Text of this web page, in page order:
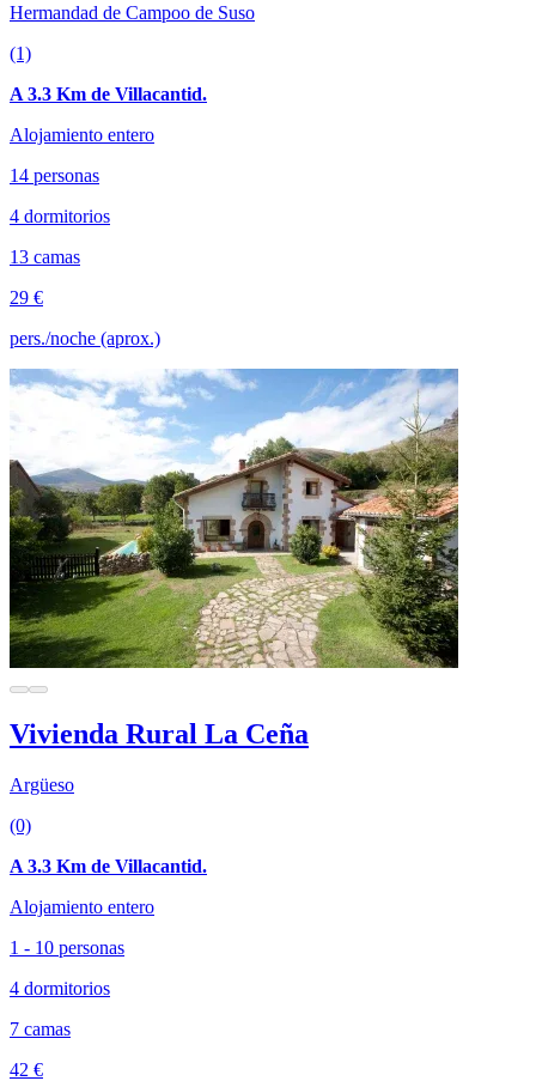
Hermandad de Campoo de Suso
(1)
A 3.3 Km de Villacantid.
Alojamiento entero
14 personas
4 dormitorios
13 camas
29 €
pers./noche (aprox.)
Vivienda Rural La Ceña
Argüeso
(0)
A 3.3 Km de Villacantid.
Alojamiento entero
1 - 10 personas
4 dormitorios
7 camas
42 €